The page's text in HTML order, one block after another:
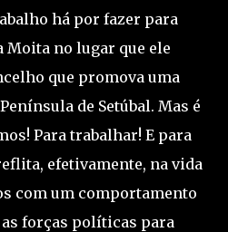
há por fazer para
Moita no lugar que ele
que promova uma
de Setúbal. Mas é
Para trabalhar! E para
efetivamente, na vida
com um comportamento
forças políticas para